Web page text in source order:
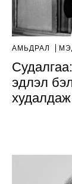
АМЬДРАЛ
эдлэл